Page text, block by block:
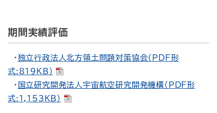
期間実績評価
・独立行政法人北方領土問題対策協会（PDF形
式:819KB）
・ 国立研究開発法人宇宙航空研究開発機構（PDF形
式:1,153KB）